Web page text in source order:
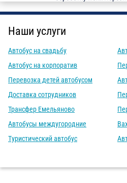
Наши услуги
Автобус на свадьбу
Автобус на корпоратив
Перевозка детей автобусом
Доставка сотрудников
Трансфер Емельяново
Автобусы междугородние
Туристический автобус